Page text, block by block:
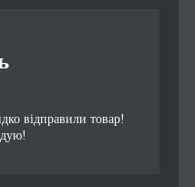
відправили товар!